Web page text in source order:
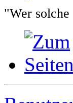
"Wer